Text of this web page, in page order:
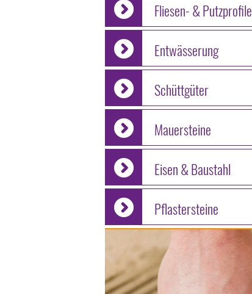
Fliesen- & Putzprofile
Entwässerung
Schüttgüter
Mauersteine
Eisen & Baustahl
Pflastersteine